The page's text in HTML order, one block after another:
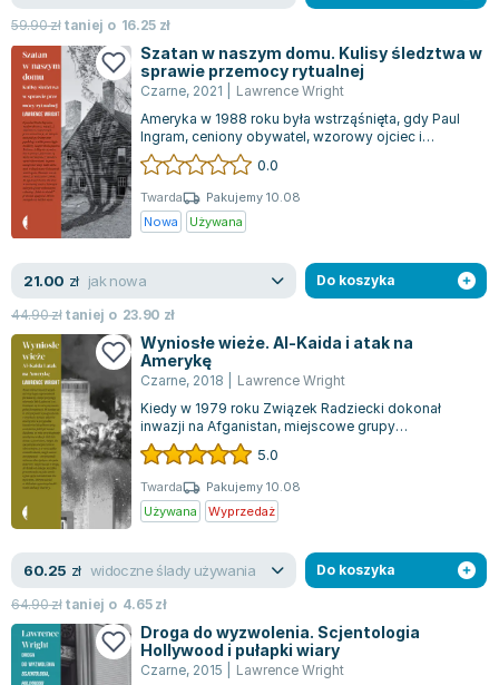
Książki o naukach politycznych dla studentów
Książki do nauk przyrodniczych dla studentów
Książki do nauk społecznych dla studentów
Książki do nauk ścisłych dla studentów
Prawo - książki dla studentów
Technologia żywności - książki
Zarządzanie i marketing - książki
Nauka języków obcych - książki
Podręczniki dla nauczycieli - metodyka
Repetytoria, testy i materiały pomocnicze
Bolesław Prus
Clive Cussler
Wanda Chotomska
Józef Ignacy Kraszewski
Clive Staples Lewis
Martyna Wojciechowska
Melissa De la Cruz
Blanka Lipińska
Jaś Kapela
Agatha Christie
Witold Gadowski
Jan Pietrzak
Marcin Kowalczyk
Piotr Zychowicz
Joanna Jabłczyńska
Piotr Kościelny
Jan Piński
Zygmunt Freud
Agata Passent
Michel Moran
Maciej Orłoś
Jo Nesbo
Katarzyna Miller
59.90złtaniej o 16.25 zł
Szatan w naszym domu. Kulisy śledztwa w
sprawie przemocy rytualnej
Czarne, 2021
Lawrence Wright
Ameryka w 1988 roku była wstrząśnięta, gdy Paul
Ingram, ceniony obywatel, wzorowy ojciec i
zastępca szeryfa w stanie Waszyngton, z...
0.0
Twarda
Pakujemy 10.08
Nowa
Używana
21.00 zł jak nowa
44.90złtaniej o 23.90 zł
Do koszyka
Wyniosłe wieże. Al-Kaida i atak na
Amerykę
Czarne, 2018
Lawrence Wright
Kiedy w 1979 roku Związek Radziecki dokonał
inwazji na Afganistan, miejscowe grupy
partyzantów, określane jako mudżahedini, znalaz...
5.0
Twarda
Pakujemy 10.08
Używana
Wyprzedaż
60.25 zł widoczne ślady używania
64.90złtaniej o 4.65zł
Do koszyka
Droga do wyzwolenia. Scjentologia
Hollywood i pułapki wiary
Czarne, 2015
Lawrence Wright